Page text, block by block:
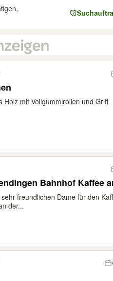
Holz mit Vollgummirollen und Griff
Bahnhof Kaffee
freundlichen Dame für den
der...